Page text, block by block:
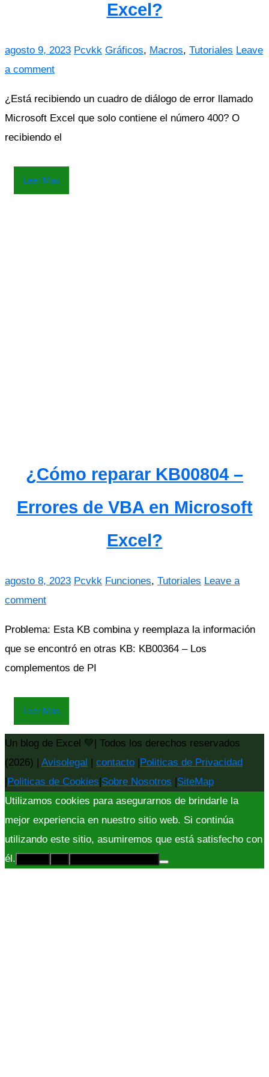
Excel?
agosto 9, 2023 Pcvkk Gráficos, Macros, Tutoriales Leave
a comment
¿Está recibiendo un cuadro de diálogo de error llamado
Microsoft Excel que solo contiene el número 400? O
recibiendo el
Leer Mas
¿Cómo reparar KB00804 –
Errores de VBA en Microsoft
Excel?
agosto 8, 2023 Pcvkk Funciones, Tutoriales Leave a
comment
Problema: Esta KB combina y reemplaza la información
que se encontró en otras KB: KB00364 – Los
complementos de PI
Leer Mas
Un blog de Excel 💚| Todos los derechos reservados
(2026) | Avisolegal contacto
Politicas de Privacidad
Politicas de Cookies Sobre Nosotros SiteMap
Utilizamos cookies para asegurarnos de brindarle la
mejor experiencia en nuestro sitio web. Si continúa
utilizando este sitio, asumiremos que está satisfecho con
él.